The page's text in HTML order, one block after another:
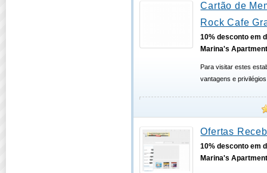
Cartão de
Rock Cafe
10% desconto em
Marina's
Para visitar estes
vantagens e
Ofertas
10% desconto em
Marina's